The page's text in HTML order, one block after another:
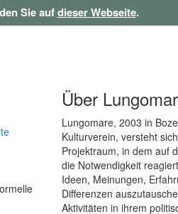
Sie aufdieser Webseite.
Über
Lungomare, 2003 in
Kulturverein, versteht
Projektraum, in dem auf
die Notwendigkeit
Ideen, Meinungen,
Differenzen
Aktivitäten in ihrem